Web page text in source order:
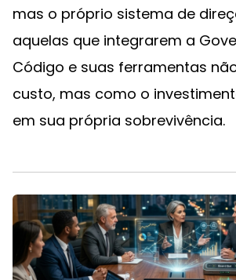
mas o próprio sistema de
aquelas que integrarem a
Código e suas ferramentas
custo, mas como o
em sua própria sobrevivência.